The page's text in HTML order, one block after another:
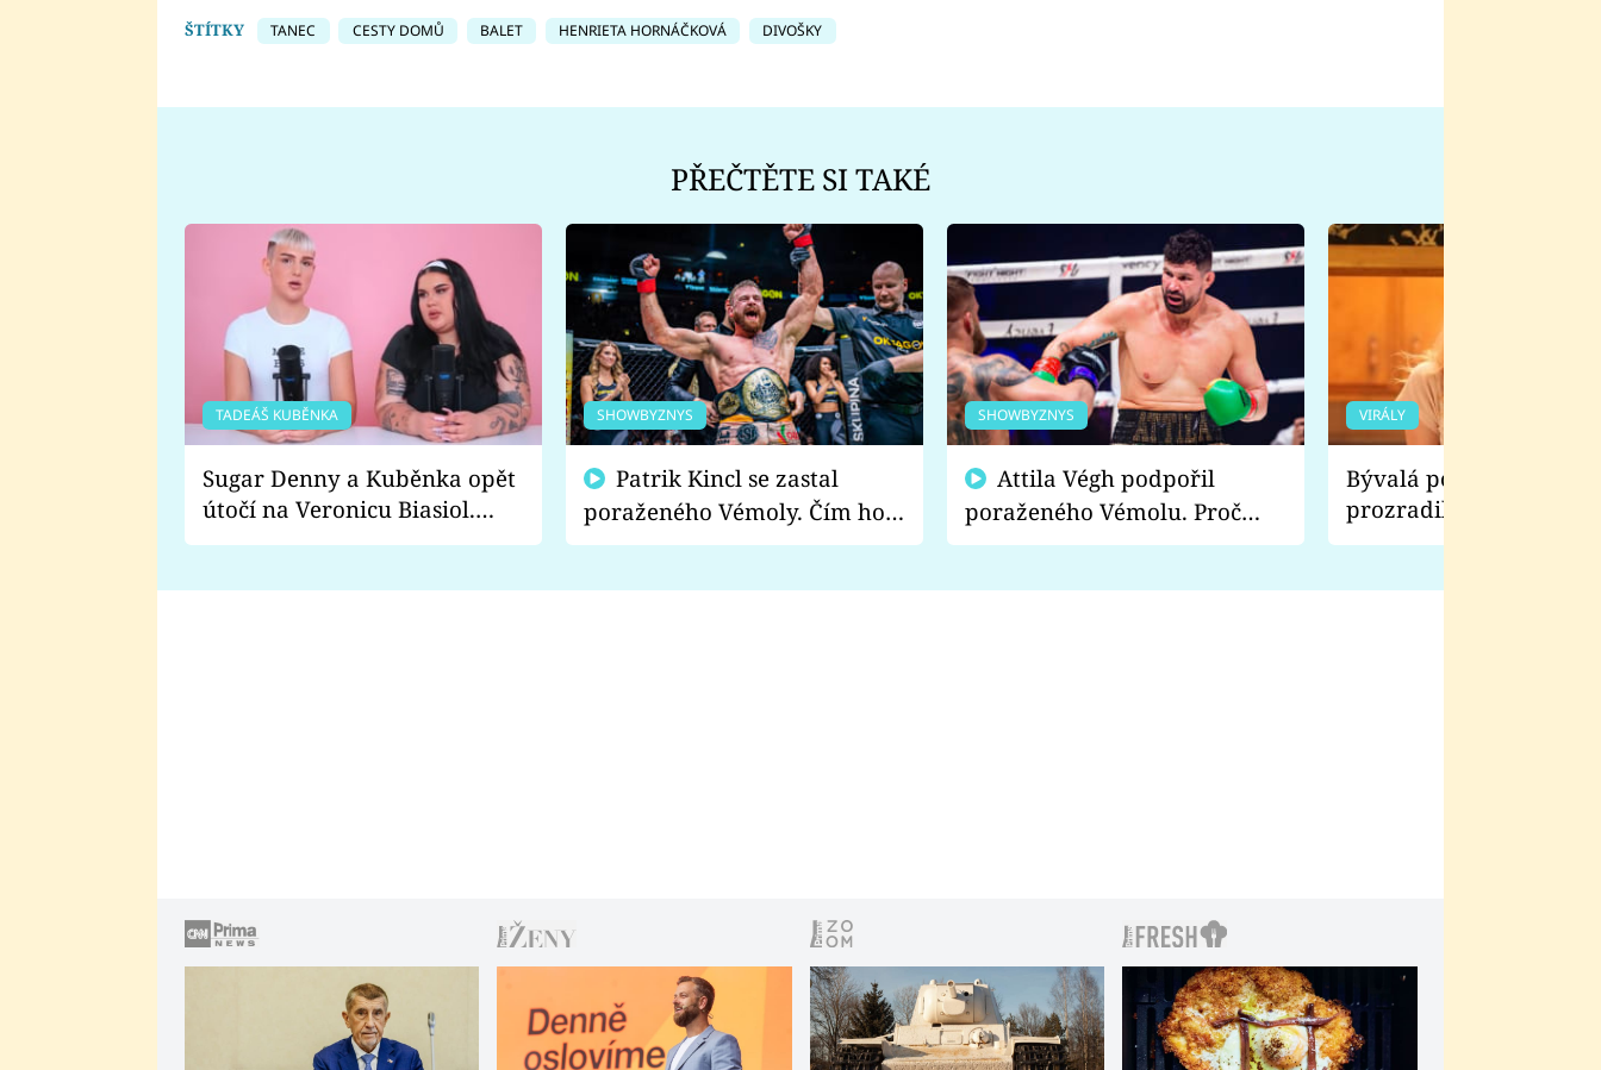
ŠTÍTKY TANEC CESTY DOMŮ BALET HENRIETA HORNÁČKOVÁ DIVOŠKY
PŘEČTĚTE SI TAKÉ
TADEÁŠ KUBĚNKA
Sugar Denny a Kuběnka opět
útočí na Veronicu Biasiol.
Proč je podle nich falešná a
SHOWBYZNYS
poraženého Vémoly. Čím ho
fanoušci naštvali?
SHOWBYZNYS
poraženého Vémolu. Proč
chce raději zápasit s ním než
VIRÁLY
Bývalá pornoherečka
prozradila, co ji
natáčení Euforie.